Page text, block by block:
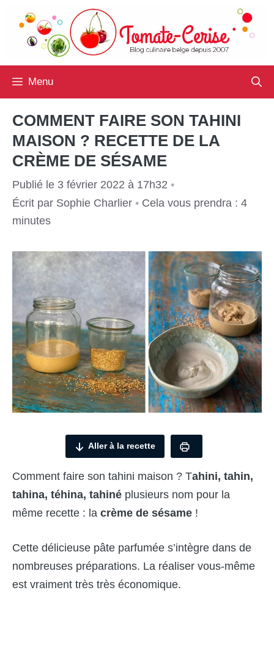
contenu
Menu
COMMENT FAIRE SON TAHINI
MAISON ? RECETTE DE LA
CRÈME DE SÉSAME
Publié le 3 février 2022 à 17h32 •
Écrit par Sophie Charlier • Cela vous prendra : 4
minutes
Aller à la recette
Comment faire son tahini maison ? Tahini, tahin,
tahina, téhina, tahiné plusieurs nom pour la
même recette : la crème de sésame !
Cette délicieuse pâte parfumée s’intègre dans de
nombreuses préparations. La réaliser vous-même
est vraiment très très économique.